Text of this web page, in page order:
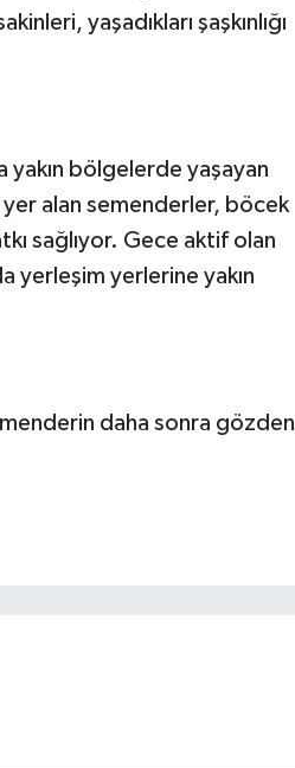
yaşadıkları şaşkınlığı
yakın bölgelerde yaşayan
yer alan semenderler, böcek
sağlıyor. Gece aktif olan
yerleşim yerlerine yakın
daha sonra gözden